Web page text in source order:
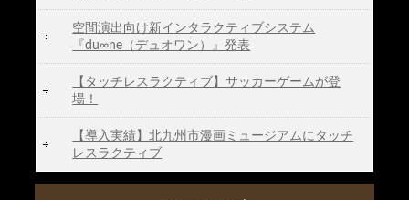
空間演出向け新インタラクティブシステム
『du∞ne（デュオワン）』発表
【タッチレスラクティブ】サッカーゲームが登
場！
【導入実績】北九州市漫画ミュージアムにタッチ
レスラクティブ